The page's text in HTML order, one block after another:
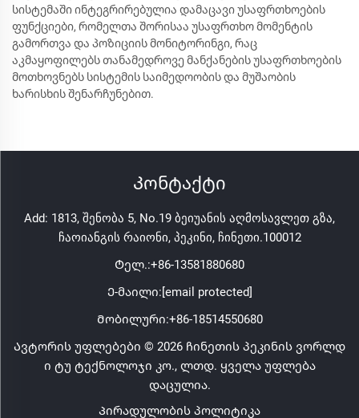
სისტემაში ინტეგრირებულია დამაცავი უსაფრთხოების
ფუნქციები, რომელთა შორისაა უსაფრთხო მომენტის
გამორთვა და პოზიციის მონიტორინგი, რაც
აკმაყოფილებს თანამედროვე მანქანების უსაფრთხოების
მოთხოვნებს სისტემის საიმედოობის და მუშაობის
ხარისხის შენარჩუნებით.
Კონტაქტი
Add: 1813, შენობა 5, No.19 ბეიუანის აღმოსავლეთ გზა,
ჩაოიანგის რაიონი, პეკინი, ჩინეთი.100012
Ტელ.:+86-13581880680
Ე-მაილი:[email protected]
Მობილური:+86-18514550680
Ავტორის უფლებები © 2026 ჩინეთის პეკინის ვორლდ
ი ტუ ტექნოლოჯი კო., ლთდ. ყველა უფლება
დაცულია.
Პირადულობის პოლიტიკა